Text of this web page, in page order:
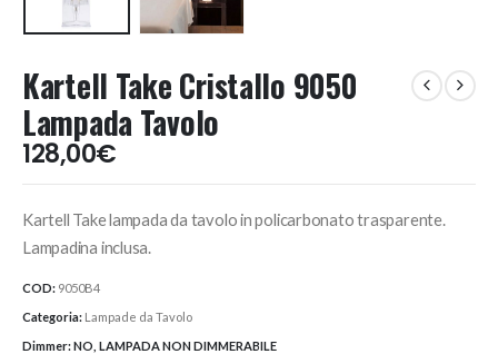
Kartell Take Cristallo 9050
Lampada Tavolo
128,00€
Kartell Take lampada da tavolo in policarbonato trasparente.
Lampadina inclusa.
COD: 9050B4
Categoria: Lampade da Tavolo
Dimmer:NO, LAMPADA NON DIMMERABILE